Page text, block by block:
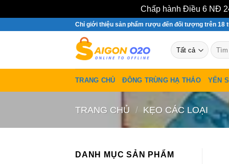
Chấp hành Điều 6 NĐ
Chỉ giới thiệu sản phẩm rượu đến đối tượng trên 18
Tìm
kiếm:
TRANG CHỦ ĐÔNG TRÙNG HẠ THẢO YẾN
TRANG CHỦ / KẸO CÁC LOẠI
DANH MỤC SẢN PHẨM